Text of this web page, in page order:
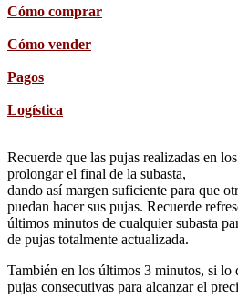
Cómo comprar
Cómo vender
Pagos
Logística
Recuerde que las pujas realizadas en
prolongar el final de la subasta,
dando así margen suficiente para que
puedan hacer sus pujas. Recuerde
últimos minutos de cualquier subasta
de pujas totalmente actualizada.
También en los últimos 3 minutos, si lo
pujas consecutivas para alcanzar el